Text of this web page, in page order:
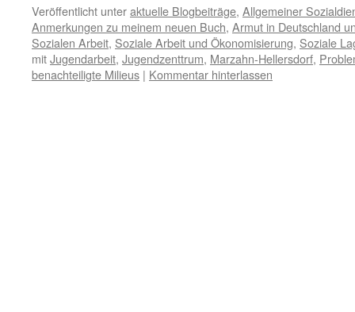
Veröffentlicht unteraktuelle Blogbeiträge, Allgemeiner
Anmerkungen zu meinem neuen Buch, Armut in Deutschland
Sozialen Arbeit, Soziale Arbeit und Ökonomisierung, Soziale
mitJugendarbeit, Jugendzenttrum, Marzahn-Hellersdorf,
benachteiligte Milieus | Kommentar hinterlassen